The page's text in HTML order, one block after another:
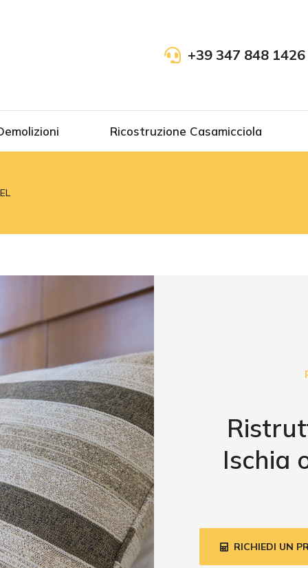
+39 347 848 1426
Ricostruzione Casamicciola
Ischia
RICHIEDI UN